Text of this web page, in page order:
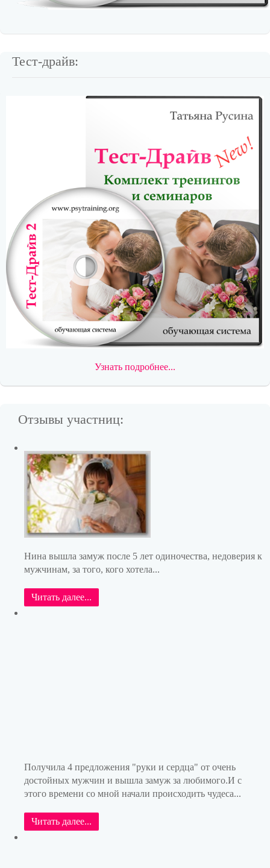
Тест-драйв:
Узнать подробнее...
Отзывы участниц:
Нина вышла замуж после 5 лет одиночества, недоверия к
мужчинам, за того, кого хотела...
Читать далее...
Получила 4 предложения "руки и сердца" от очень
достойных мужчин и вышла замуж за любимого.И с
этого времени со мной начали происходить чудеса...
Читать далее...